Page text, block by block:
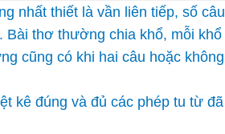
nhất thiết là vần liên tiếp, số câu
Bài thơ thường chia khổ, mỗi khổ
cũng có khi hai câu hoặc không
kê đúng và đủ các phép tu từ đã